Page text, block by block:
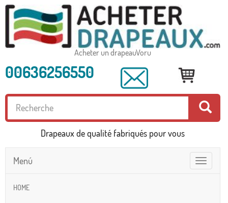
Acheter un drapeauVoru
00636256550
Drapeaux de qualité fabriqués pour vous
Toggle
navigation
Menú
HOME